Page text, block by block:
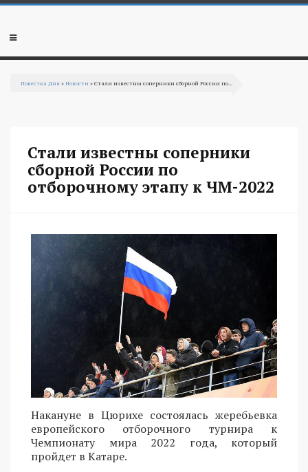
Перейти к основному содержанию
Мобильное
Повестка Дня »Новости » Стали известны соперники сборной России по...
Стали известны соперники
сборной России по
отборочному этапу к ЧМ-2022
Накануне в Цюрихе состоялась жеребьевка
европейского отборочного турнира к
Чемпионату мира 2022 года, который
пройдет в Катаре.